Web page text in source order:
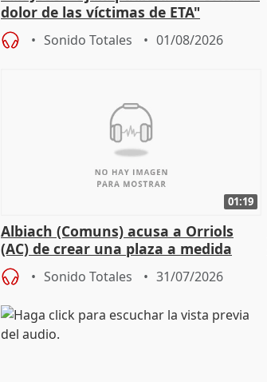
dolor de las víctimas de ETA"
Sonido Totales 01/08/2026
01:19
Albiach (Comuns) acusa a Orriols
(AC) de crear una plaza a medida
para su hija en Ripoll (Girona)
Sonido Totales 31/07/2026